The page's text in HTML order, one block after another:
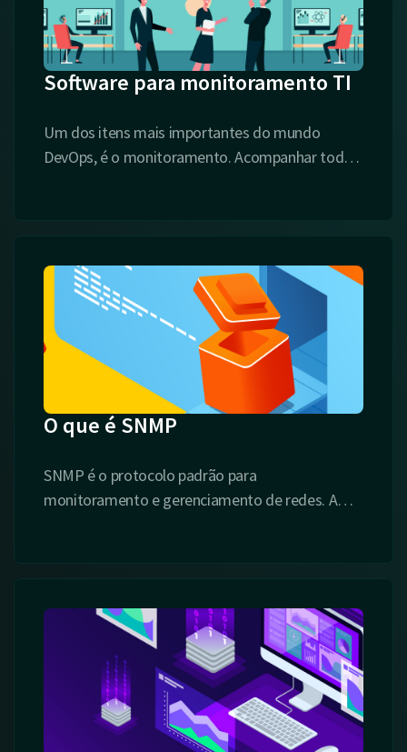
Software para monitoramento TI
Um dos itens mais importantes do mundo
DevOps, é o monitoramento. Acompanhar todo
O que é SNMP
SNMP é o protocolo padrão para
monitoramento e gerenciamento de redes. A